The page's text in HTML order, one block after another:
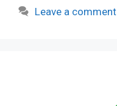
Leave a comment